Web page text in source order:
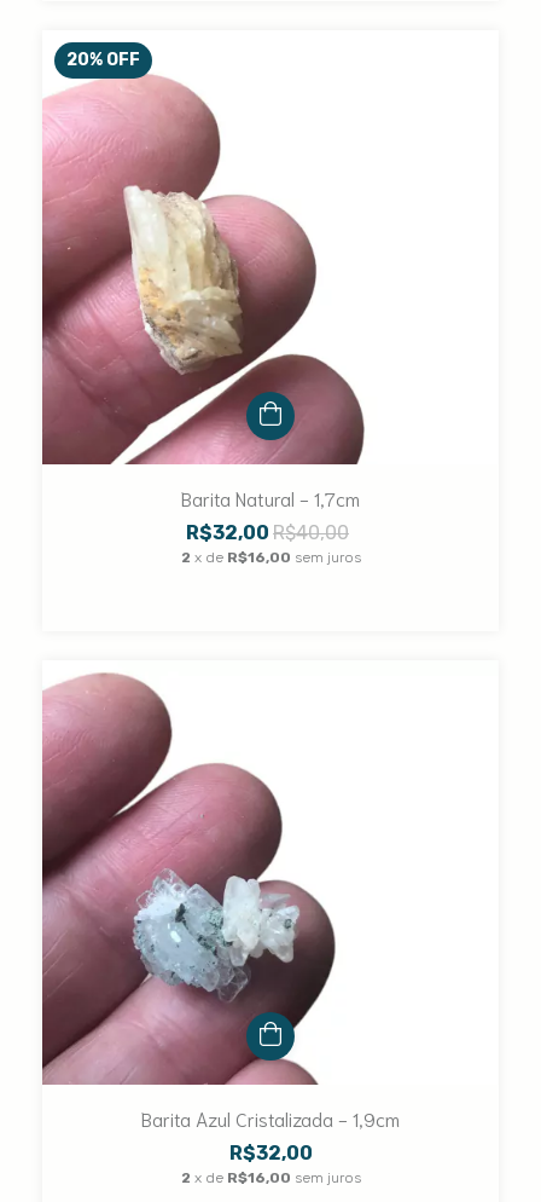
20% OFF
Barita Natural - 1,7cm
R$32,00 R$40,00
2 x de R$16,00 sem juros
Barita Azul Cristalizada - 1,9cm
R$32,00
2 x de R$16,00 sem juros